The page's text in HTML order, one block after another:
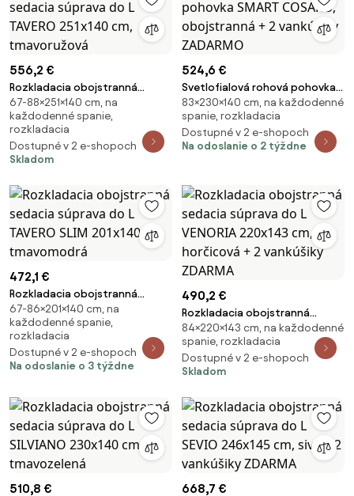
556,2 €
Rozkladacia obojstranná
sedacia súprava do L TAVERO
251x140 cm, tmavoružová
67-88×251×140 cm, na
každodenné spanie,
rozkladacia
Dostupné v 2 e-shopoch
Skladom
524,6 €
Svetlofialová rohová pohovka
SMART COSARO, obojstranná +
2 vankúšiky ZADARMO
83×230×140 cm, na každodenné
spanie, rozkladacia
Dostupné v 2 e-shopoch
Na odoslanie o 2 týždne
472,1 €
Rozkladacia obojstranná
sedacia súprava do L TAVERO
SLIM 201x140 cm, tmavomodrá
67-86×201×140 cm, na
každodenné spanie,
rozkladacia
Dostupné v 2 e-shopoch
Na odoslanie o 3 týždne
490,2 €
Rozkladacia obojstranná
sedacia súprava do L VENORIA
220x143 cm, horčicová + 2
vankúšiky ZDARMA
84×220×143 cm, na každodenné
spanie, rozkladacia
Dostupné v 2 e-shopoch
Skladom
510,8 € 668,7 €